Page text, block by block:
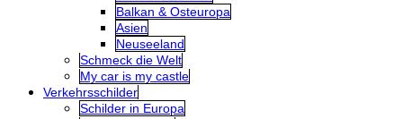
Balkan & Osteuropa
Asien
Neuseeland
Schmeck die Welt
My car is my castle
Verkehrsschilder
Schilder in Europa